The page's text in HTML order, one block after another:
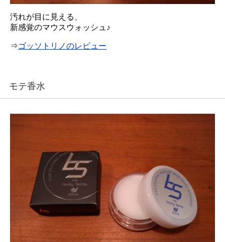
汚れが目に見える、
新感覚のマウスウォッシュ♪
⇒ゴッソトリノのレビュー
モテ香水